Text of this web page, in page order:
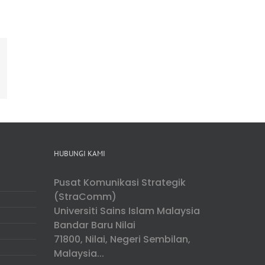
HUBUNGI KAMI
Pusat Komunikasi Strategik
(StraComm)
Universiti Sains Islam Malaysia
Bandar Baru Nilai
71800, Nilai, Negeri Sembilan,
Malaysia...